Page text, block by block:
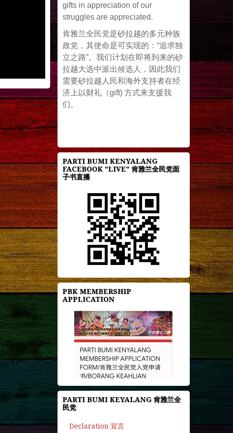
gifts in appreciation of our
struggles are appreciated.
肯雅兰全民党是砂拉越的多元种族
政党，其使命是可实现的：“追求独
立之路”。我们计划在即将到来的砂
拉越大选中派出候选人，因此我们
需要砂拉越人民和海外支持者在经
济上以财礼（gift) 方式来支援我
们。
PARTI BUMI KENYALANG
FACEBOOK "LIVE" 肯雅兰全民党面
子书直播
PBK MEMBERSHIP
APPLICATION
PARTI BUMI KEYALANG 肯雅兰全
民党
Declaration 宣言